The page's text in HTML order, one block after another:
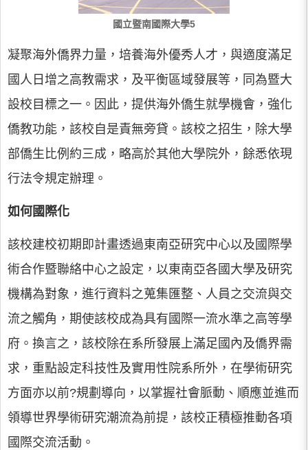
國立暨南國際大學5
凝聚海外僑界力量，培養海外優秀人才，與適度滿足
國人日增之高教需求，及平衡區域發展等，同為暨大
設校目標之一。因此，提供海外僑生就學機會，強化
僑教功能，該校自是責無旁貸。該校之招生，除大學
部僑生比例約三成，略高於其他大學院外，餘悉依現
行法令規定辦理。
如何國際化
該校建校初期即計畫透過東南亞研究中心以及國際學
術合作暨聯絡中心之設定，以東南亞各國大學及研究
機構為對象，進行資料之蒐集匯整、人員之交流與交
流之觸角，期使該校成為具有國際一流水準之高等學
府。換言之，該校除在系所發展上滿足國內及僑界需
求，重點設定科技性及實用性院系所外，在學術研究
方面亦以前?規劃導向，以掌握社會脈動、順應並進而
領導世界學術研究潮流為前提，該校正積極推動各項
國際交流活動。